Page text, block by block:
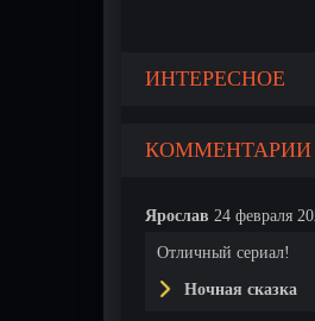
ИНТЕРЕСНОЕ
КОММЕНТАРИИ
Ярослав 24 февраля
Отличный сериал!
Ночная сказка